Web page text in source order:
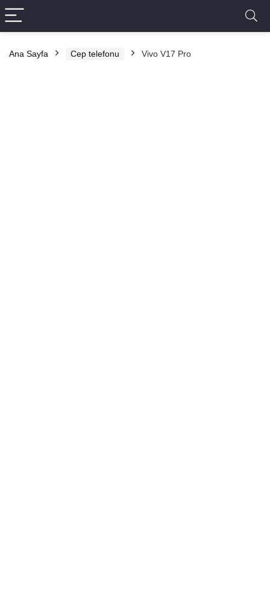
Ana Sayfa Cep telefonu Vivo V17 Pro